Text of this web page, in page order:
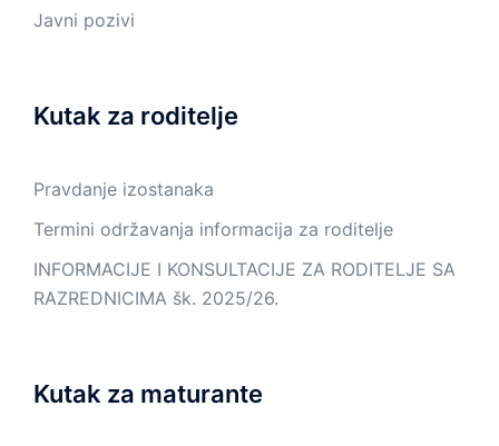
Javni pozivi
Kutak za roditelje
Pravdanje izostanaka
Termini održavanja informacija za roditelje
INFORMACIJE I KONSULTACIJE ZA RODITELJE SA
RAZREDNICIMA šk. 2025/26.
Kutak za maturante